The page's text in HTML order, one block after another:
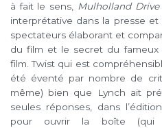
à fait le sens, Mulholland Drive
interprétative dans la presse
spectateurs élaborant et
du film et le secret du
film. Twist qui est
été éventé par nombre de
même) bien que Lynch ait
seules réponses, dans
pour ouvrir la boîte (qui